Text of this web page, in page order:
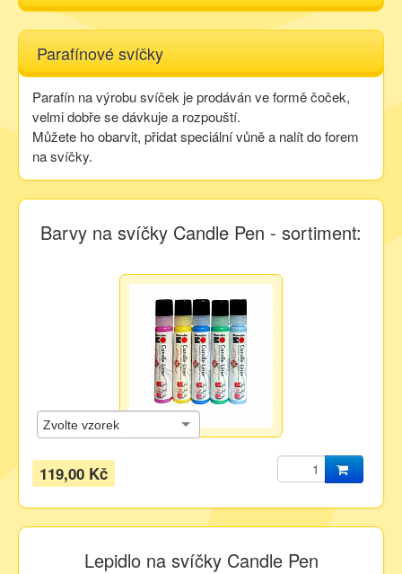
E-shop
Kurzy
Techniky
Parafínové svíčky
Parafín na výrobu svíček je prodáván ve formě čoček,
velmi dobře se dávkuje a rozpouští.
Můžete ho obarvit, přidat speciální vůně a nalít do forem
na svíčky.
Barvy na svíčky Candle Pen - sortiment:
119,00 Kč
Lepidlo na svíčky Candle Pen